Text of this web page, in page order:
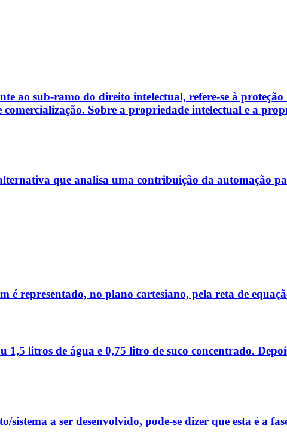
ao sub-ramo do direito intelectual, refere-se à
comercialização. Sobre a propriedade intelectual e a
que analisa uma contribuição da automação
representado, no plano cartesiano, pela reta de
litros de água e 0,75 litro de suco concentrado.
a ser desenvolvido, pode-se dizer que esta é a